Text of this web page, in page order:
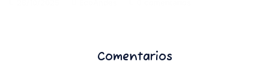
Comentarios